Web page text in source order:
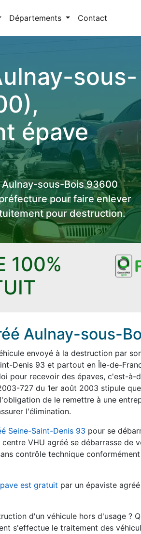
Départements Contact
sous-
épave
sous-Bois 93600
pour faire enlever
pour destruction.
100%
Aulnay-sous-
envoyé à la destruction par
Denis 93 et partout en Île-de-
pour recevoir des épaves, c'est-à-
727 du 1er août 2003 stipule
de le remettre à une
l'élimination.
Seine-Saint-Denis 93 pour se
VHU agréé se débarrasse de
contrôle technique
est gratuit par un épaviste
d'un véhicule hors d'usage ?
s'effectue le traitement des